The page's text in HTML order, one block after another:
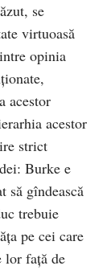
se
virtuoasă
opinia
acestor
acestor
strict
Burke e
să gîndească
trebuie
pe cei care
lor faţă de